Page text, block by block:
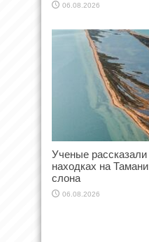
06.08.2026
Ученые
находках на
слона
06.08.2026